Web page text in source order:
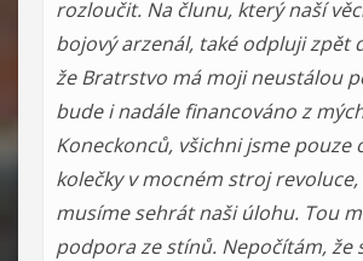
rozloučit. Na člunu, který naší
bojový arzenál, také odpluji zpět
že Bratrstvo má moji neustálou
bude i nadále financováno z
Koneckonců, všichni jsme pouze
kolečky v mocném stroj
musíme sehrát naši úlohu. Tou
podpora ze stínů. Nepočítám, že